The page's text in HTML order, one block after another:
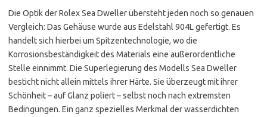
Die Optik der Rolex Sea Dweller übersteht jeden noch so genauen
Vergleich: Das Gehäuse wurde aus Edelstahl 904L gefertigt. Es
handelt sich hierbei um Spitzentechnologie, wo die
Korrosionsbeständigkeit des Materials eine außerordentliche
Stelle einnimmt. Die Superlegierung des Modells Sea Dweller
besticht nicht allein mittels ihrer Härte. Sie überzeugt mit ihrer
Schönheit – auf Glanz poliert – selbst noch nach extremsten
Bedingungen. Ein ganz spezielles Merkmal der wasserdichten